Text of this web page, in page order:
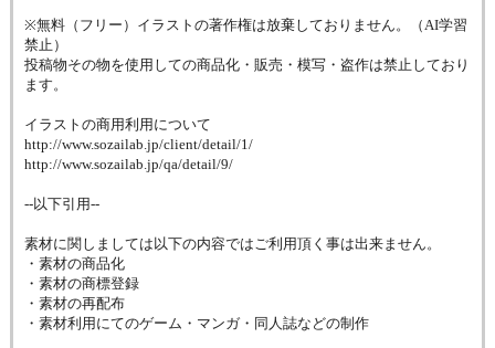
※無料（フリー）イラストの著作権は放棄しておりません。（AI学習
禁止）
投稿物その物を使用しての商品化・販売・模写・盗作は禁止しており
ます。
イラストの商用利用について
http://www.sozailab.jp/client/detail/1/
http://www.sozailab.jp/qa/detail/9/
--以下引用--
素材に関しましては以下の内容ではご利用頂く事は出来ません。
・素材の商品化
・素材の商標登録
・素材の再配布
・素材利用にてのゲーム・マンガ・同人誌などの制作